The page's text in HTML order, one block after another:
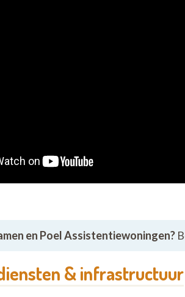
en Poel Assistentiewoningen?
& infrastructuur